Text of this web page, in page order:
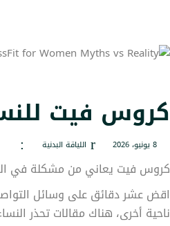
كروس فيت
8 يونيو، 2026 اللياقة البدنية
كروس فيت يعاني من مشكلة في
اقض عشر دقائق على وسائل
ناحية أخرى، هناك مقالات تحذر